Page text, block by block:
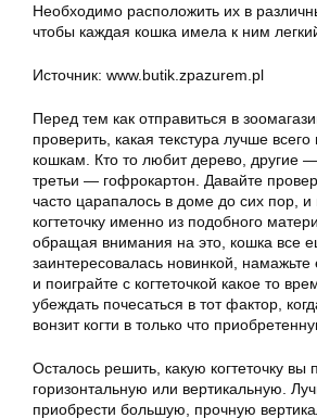
Необходимо расположить их в
чтобы каждая кошка имела к ним
Источник: www.butik.zpazurem.pl
Перед тем как отправиться в
проверить, какая текстура лучше
кошкам. Кто то любит дерево, другие —
третьи — гофрокартон. Давайте
часто царапалось в доме до сих пор,
когтеточку именно из подобного
обращая внимания на это, кошка все
заинтересовалась новинкой,
и поиграйте с когтеточкой какое то
убеждать почесаться в тот фактор,
вонзит когти в только что
Осталось решить, какую когтеточку
горизонтальную или вертикальную.
приобрести большую, прочную